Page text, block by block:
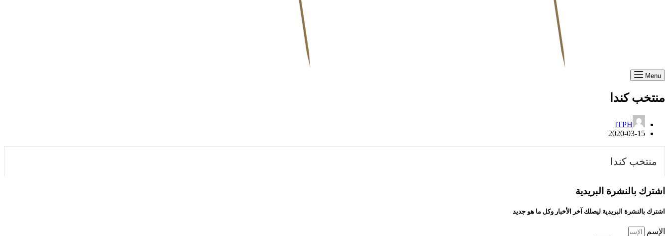
Menu
منتخب كندا
ITPH
2020-03-15
منتخب كندا
اشترك بالنشرة البريدية
اشترك بالنشرة البريدية ليصلك آخر الأخبار وكل ما هو جديد
الإسم